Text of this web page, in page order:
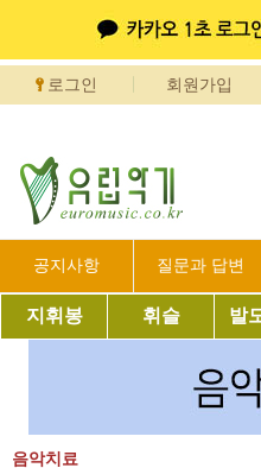
로그인 회원가입
공지사항 질문과 답변
지휘봉 휘슬 발
음악치료